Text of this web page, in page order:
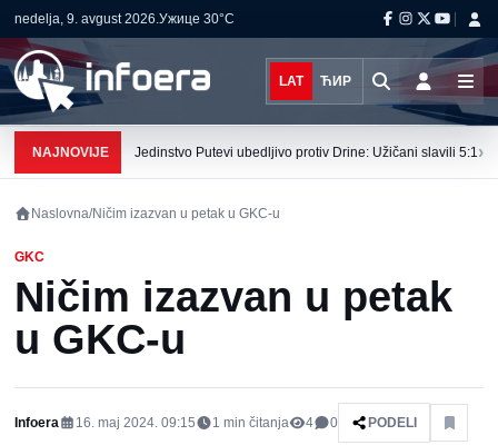
nedelja, 9. avgust 2026.Ужице 30°C
LAT ЋИР
NAJNOVIJE Jedinstvo Putevi ubedljivo protiv Drine: Užičani slavili 5:1›
Naslovna/Ničim izazvan u petak u GKC-u
GKC
Ničim izazvan u petak
u GKC-u
Infoera 16. maj 2024. 09:15 1 min čitanja 4 0 PODELI